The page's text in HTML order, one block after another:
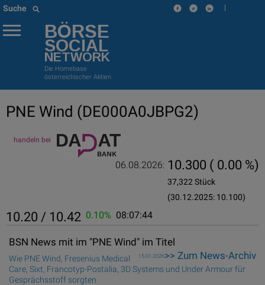
Suche |
BÖRSE
SOCIAL
NETWORK
Die Homebase
österreichischer Aktien
PNE Wind (DE000A0JBPG2)
handeln bei
06.08.2026: 10.300 ( 0.00 %)
37,322 Stück
(30.12.2025: 10.100)
10.20 / 10.42 0.10% 08:07:44
BSN News mit im "PNE Wind" im Titel
>> Zum News-Archiv
15.01.2026
Wie PNE Wind, Fresenius Medical
Care, Sixt, Francotyp-Postalia, 3D Systems und Under Armour für
Gesprächsstoff sorgten